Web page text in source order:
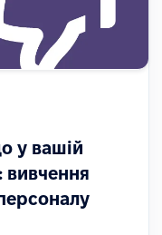
у вашій
вивчення